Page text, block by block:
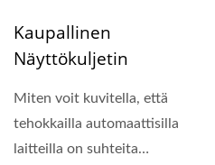
Kaupallinen
Näyttökuljetin
Miten voit kuvitella, että
tehokkailla automaattisilla
laitteilla on suhteita